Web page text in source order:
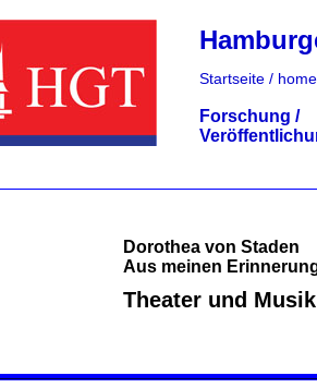
Startseite / home
Forschung /
Dorothea von Staden
Aus meinen
Theater und Musik